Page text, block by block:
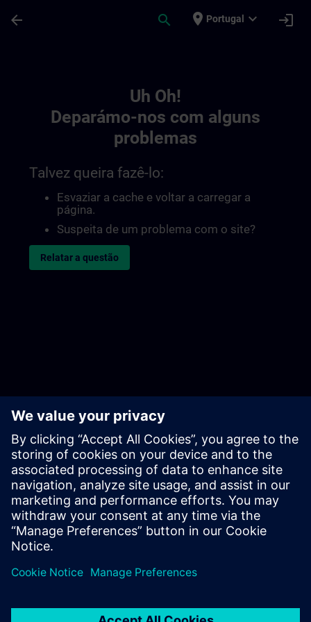
arrow_back search place Portugal expand_more login
Uh Oh!
Deparámo-nos com alguns
problemas
Talvez queira fazê-lo:
Esvaziar a cache e voltar a carregar a
página.
Suspeita de um problema com o site?
Relatar a questão